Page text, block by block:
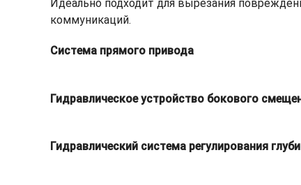
Идеально подходит для вырезания
коммуникаций.
Система прямого привода
Гидравлическое устройство бокового
Гидравлический система регулирования